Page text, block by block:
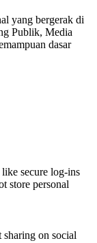
yang bergerak di
Publik, Media
dasar
like secure log-ins
store personal
on social